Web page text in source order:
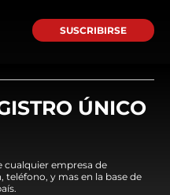
SUSCRIBIRSE
ÚNICO
cualquier empresa de
y mas en la base de